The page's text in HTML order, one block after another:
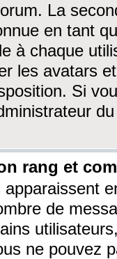
La
en tant
à chaque
les avatars
Si
rang et
de
ne pouvez